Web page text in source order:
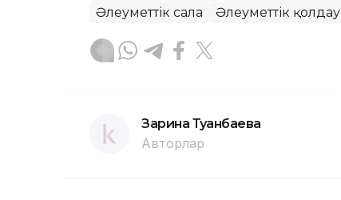
Әлеуметтік сала
Әлеуметтік қолдау
Зарина Туғанбаева
Авторлар